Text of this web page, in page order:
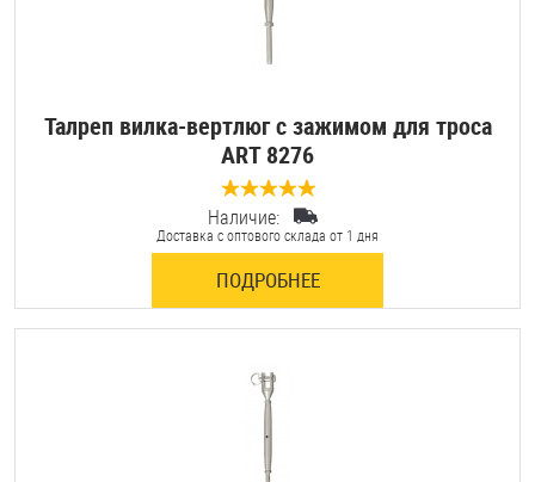
Талреп вилка-вертлюг с зажимом для троса
ART 8276
0 отзывов
Наличие:
Доставка с оптового склада от 1 дня
ПОДРОБНЕЕ